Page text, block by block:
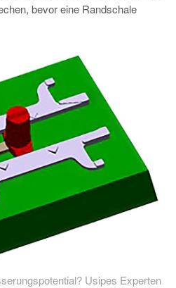
bevor eine Randschale
Usipes Experten